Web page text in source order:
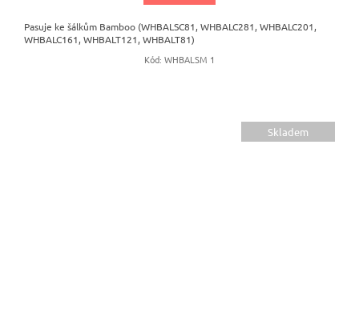
Pasuje ke šálkům Bamboo (WHBALSC81, WHBALC281, WHBALC201,
WHBALC161, WHBALT121, WHBALT81)
Kód: WHBALSM 1
Skladem